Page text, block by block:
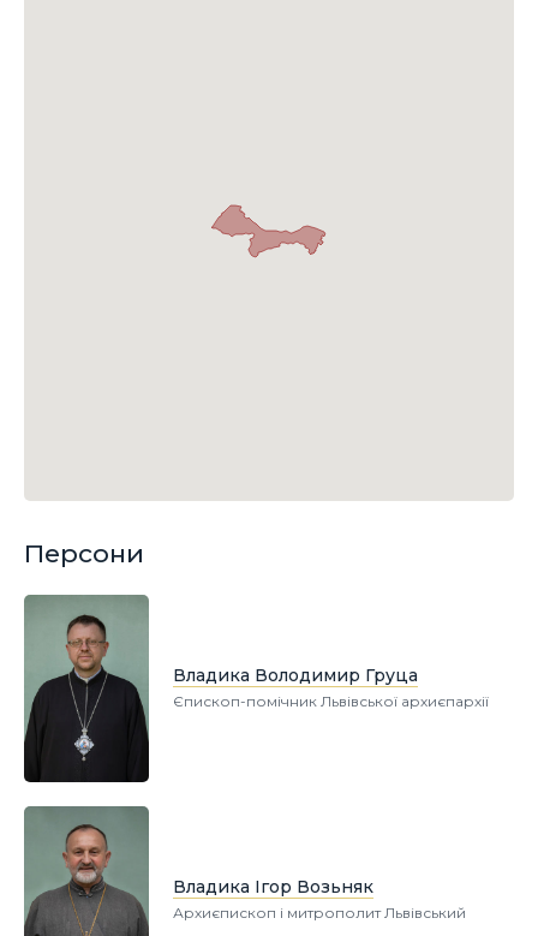
Персони
Владика Володимир Груца
Єпископ-помічник Львівської архиєпархії
Владика Ігор Возьняк
Архиєпископ і митрополит Львівський